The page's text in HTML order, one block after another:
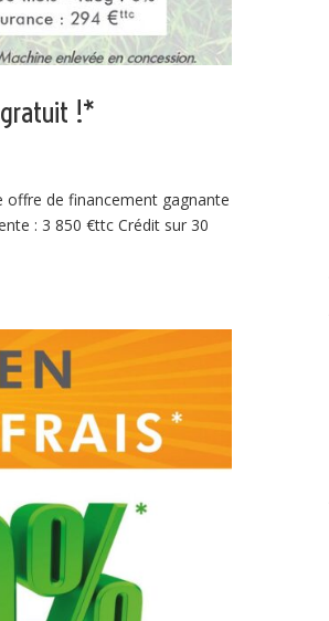
!*
offre de financement gagnante
: 3 850 €ttc Crédit sur 30